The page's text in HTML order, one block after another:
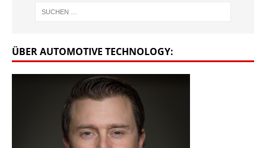
ÜBER AUTOMOTIVE TECHNOLOGY: